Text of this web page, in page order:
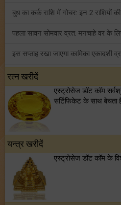
इस सप्ताह रखा जाएगा कामिका एकादशी
रत्न खरीदें
एस्ट्रोसेज डॉट कॉम
सर्टिफिकेट के साथ बेचता
यन्त्र खरीदें
एस्ट्रोसेज डॉट कॉम के